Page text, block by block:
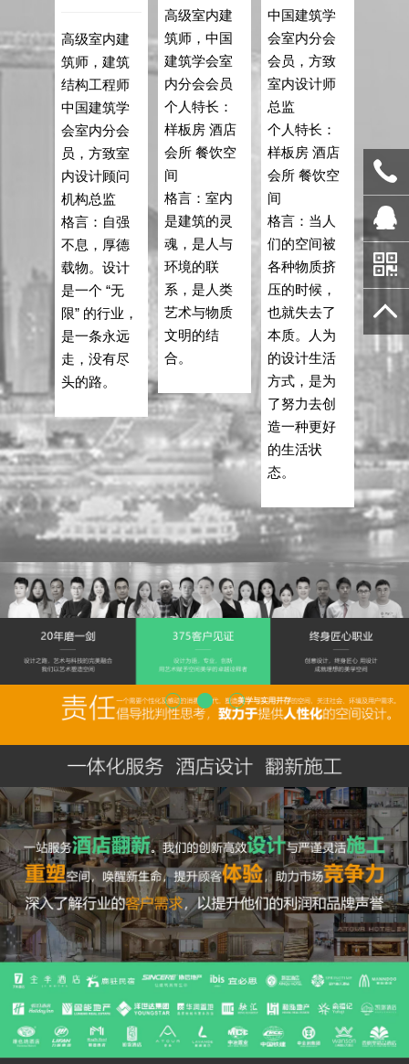
高级室内建
筑师，建筑
结构工程师
中国建筑学
会室内分会
员，方致室
内设计顾问
机构总监
格言：自强
不息，厚德
载物。设计
是一个 “无
限” 的行业，
是一条永远
走，没有尽
头的路。
高级室内建
筑师，中国
建筑学会室
内分会会员
个人特长：
样板房 酒店
会所 餐饮空
间
格言：室内
是建筑的灵
魂，是人与
环境的联
系，是人类
艺术与物质
文明的结
合。
中国建筑学
会室内分会
会员，方致
室内设计师
总监
个人特长：
样板房 酒店
会所 餐饮空
间
格言：当人
们的空间被
各种物质挤
压的时候，
也就失去了
本质。人为
的设计生活
方式，是为
了努力去创
造一种更好
的生活状
态。